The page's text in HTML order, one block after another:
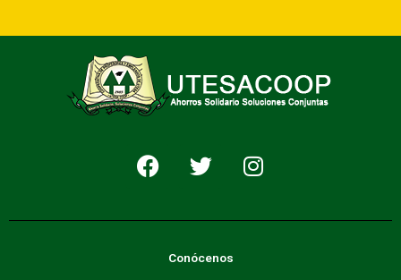
F
a
e
T
w
t
e
I
n
t
Conócenos